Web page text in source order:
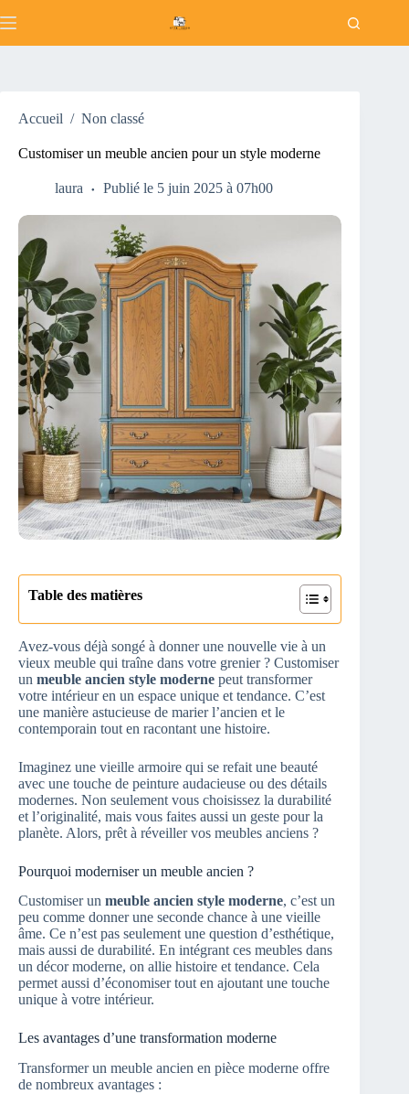
au
Accueil / Non classé
Customiser un meuble ancien pour un style moderne
laura Publié le 5 juin 2025 à 07h00
Table des matières
Avez-vous déjà songé à donner une nouvelle vie à un
vieux meuble qui traîne dans votre grenier ? Customiser
un meuble ancien style moderne peut transformer
votre intérieur en un espace unique et tendance. C’est
une manière astucieuse de marier l’ancien et le
contemporain tout en racontant une histoire.
Imaginez une vieille armoire qui se refait une beauté
avec une touche de peinture audacieuse ou des détails
modernes. Non seulement vous choisissez la durabilité
et l’originalité, mais vous faites aussi un geste pour la
planète. Alors, prêt à réveiller vos meubles anciens ?
Pourquoi moderniser un meuble ancien ?
Customiser un meuble ancien style moderne, c’est un
peu comme donner une seconde chance à une vieille
âme. Ce n’est pas seulement une question d’esthétique,
mais aussi de durabilité. En intégrant ces meubles dans
un décor moderne, on allie histoire et tendance. Cela
permet aussi d’économiser tout en ajoutant une touche
unique à votre intérieur.
Les avantages d’une transformation moderne
Transformer un meuble ancien en pièce moderne offre
de nombreux avantages :